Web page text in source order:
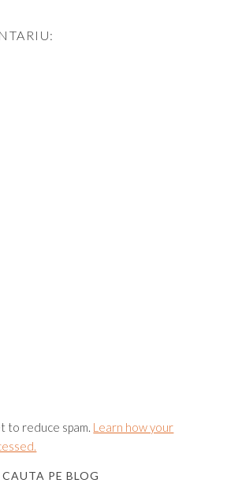
to reduce spam. Learn how your
CAUTA PE BLOG